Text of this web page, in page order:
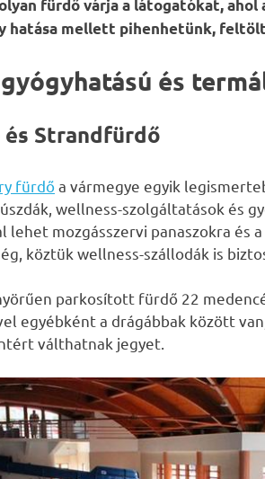
fürdő várja a látogatókat,
hatása mellett pihenhetünk,
és
és Strandfürdő
fürdőa vármegye egyik
wellness-szolgáltatások és
lehet mozgásszervi panaszokra és
köztük wellness-szállodák is
parkosított fürdő 22
egyébként a drágábbak között
válthatnak jegyet.